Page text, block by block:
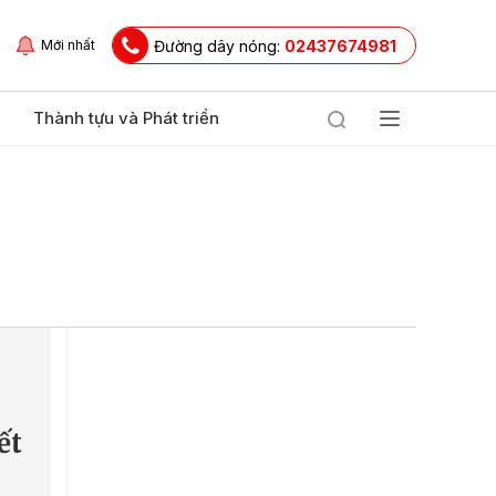
Mới nhất Đường dây nóng: 02437674981
Thành tựu và Phát triển